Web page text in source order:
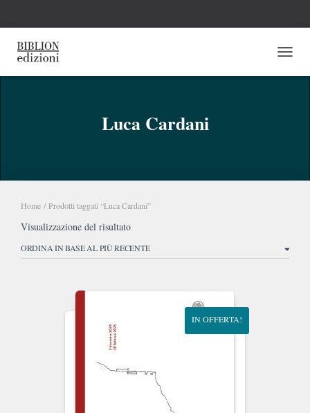
Luca Cardani
Home / Prodotti taggati “Luca Cardani”
Visualizzazione del risultato
IN OFFERTA!